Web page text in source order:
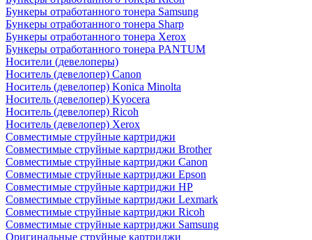
Бункеры отработанного тонера Samsung
Бункеры отработанного тонера Sharp
Бункеры отработанного тонера Xerox
Бункеры отработанного тонера PANTUM
Носители (девелоперы)
Носитель (девелопер) Canon
Носитель (девелопер) Konica Minolta
Носитель (девелопер) Kyocera
Носитель (девелопер) Ricoh
Носитель (девелопер) Xerox
Совместимые струйные картриджи
Совместимые струйные картриджи Brother
Совместимые струйные картриджи Canon
Совместимые струйные картриджи Epson
Совместимые струйные картриджи HP
Совместимые струйные картриджи Lexmark
Совместимые струйные картриджи Ricoh
Совместимые струйные картриджи Samsung
Оригинальные струйные картриджи